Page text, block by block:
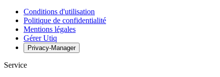
Conditions d'utilisation
Politique de confidentialité
Mentions légales
Gérer Utiq
Privacy-Manager
Service